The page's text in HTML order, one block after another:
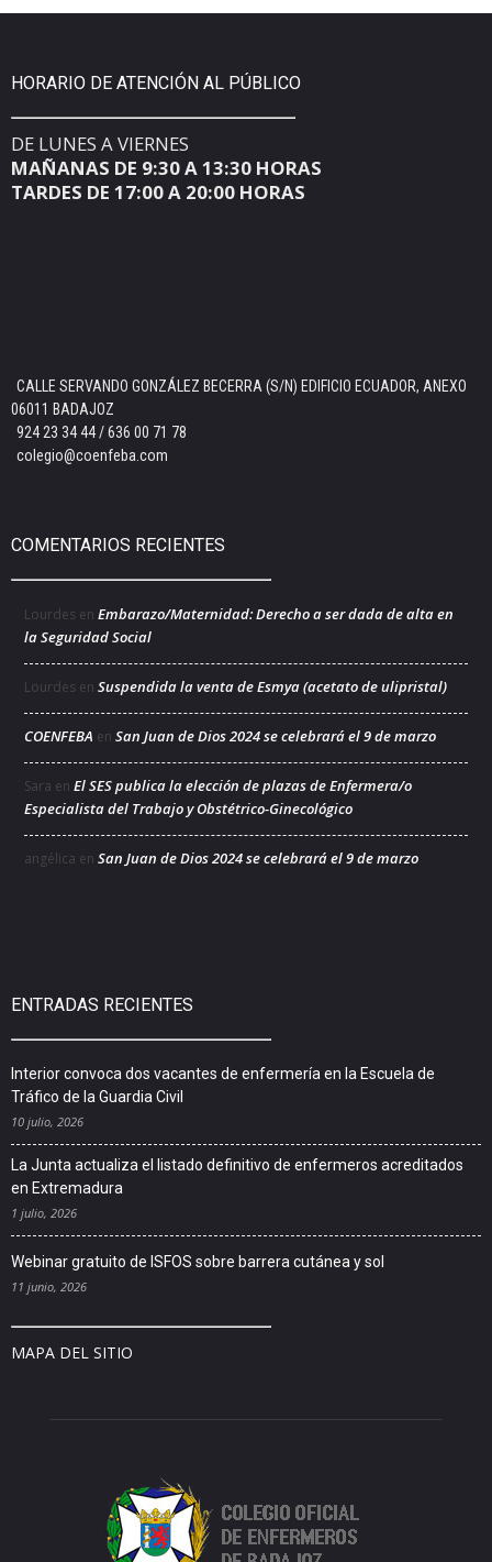
HORARIO DE ATENCIÓN AL PÚBLICO
DE LUNES A VIERNES
MAÑANAS DE 9:30 A 13:30 HORAS
TARDES DE 17:00 A 20:00 HORAS
CALLE SERVANDO GONZÁLEZ BECERRA (S/N) EDIFICIO ECUADOR, ANEXO
06011 BADAJOZ
924 23 34 44 / 636 00 71 78
colegio@coenfeba.com
COMENTARIOS RECIENTES
Lourdes en Embarazo/Maternidad: Derecho a ser dada de alta en
la Seguridad Social
Lourdes en Suspendida la venta de Esmya (acetato de ulipristal)
COENFEBA en San Juan de Dios 2024 se celebrará el 9 de marzo
Sara en El SES publica la elección de plazas de Enfermera/o
Especialista del Trabajo y Obstétrico-Ginecológico
angélica en San Juan de Dios 2024 se celebrará el 9 de marzo
ENTRADAS RECIENTES
Interior convoca dos vacantes de enfermería en la Escuela de
Tráfico de la Guardia Civil
10 julio, 2026
La Junta actualiza el listado definitivo de enfermeros acreditados
en Extremadura
1 julio, 2026
Webinar gratuito de ISFOS sobre barrera cutánea y sol
11 junio, 2026
MAPA DEL SITIO